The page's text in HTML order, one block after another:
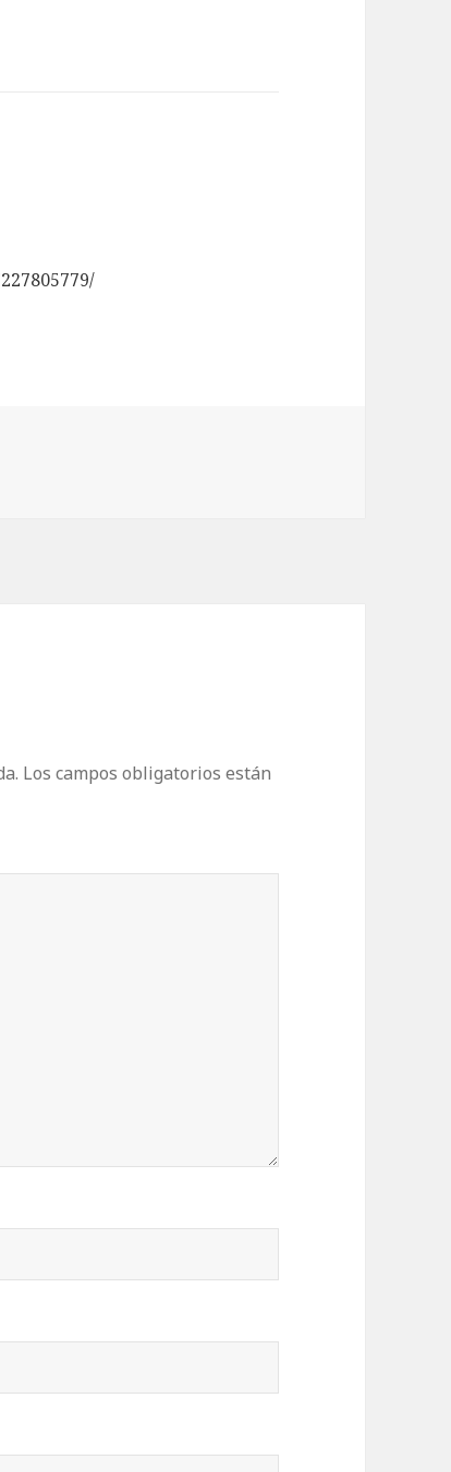
Los campos obligatorios están